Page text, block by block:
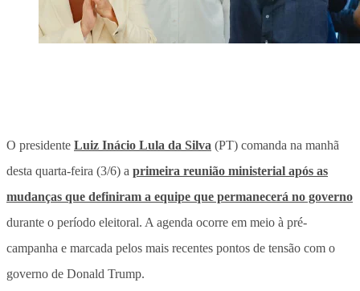
O presidente Luiz Inácio Lula da Silva (PT) comanda na manhã
desta quarta-feira (3/6) a primeira reunião ministerial após as
mudanças que definiram a equipe que permanecerá no governo
durante o período eleitoral. A agenda ocorre em meio à pré-
campanha e marcada pelos mais recentes pontos de tensão com o
governo de Donald Trump.